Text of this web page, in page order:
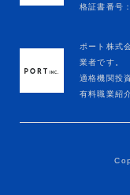
格証書番号
ポート株式
業者です。
適格機関投
有料職業紹